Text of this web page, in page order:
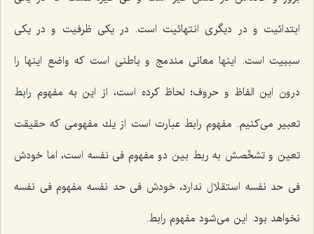
ابتدائیت و در دیگرى انتهائیت است. در یكى ظرفیت و در یكى
سببیت است. اینها معانى مندمج و باطنى است كه واضع اینها را
درون این الفاظ و حروف؛ لحاظ كرده است، از این به مفهوم رابط
تعبیر مى‌كنیم. مفهوم رابط عبارت است از یك مفهومى كه حقیقت
تعین و تشخّصش به ربط بین دو مفهوم فى نفسه است، اما خودش
فى حد نفسه استقلال ندارد، خودش فى حد نفسه مفهوم فى نفسه
نخواهد بود. این مى‌شود مفهوم رابط.